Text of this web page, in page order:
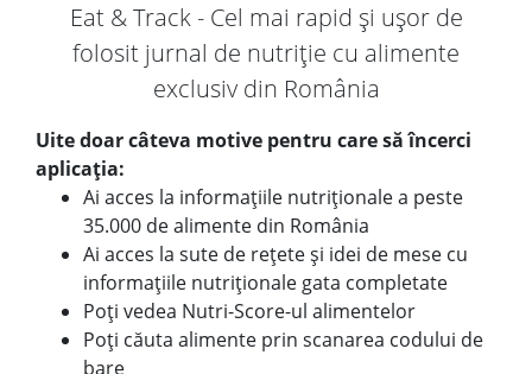
Eat & Track - Cel mai rapid și ușor de
folosit jurnal de nutriție cu alimente
exclusiv din România
Uite doar câteva motive pentru care să încerci
aplicația:
Ai acces la informațiile nutriționale a peste
35.000 de alimente din România
Ai acces la sute de rețete și idei de mese cu
informațiile nutriționale gata completate
Poți vedea Nutri-Score-ul alimentelor
Poți căuta alimente prin scanarea codului de
bare